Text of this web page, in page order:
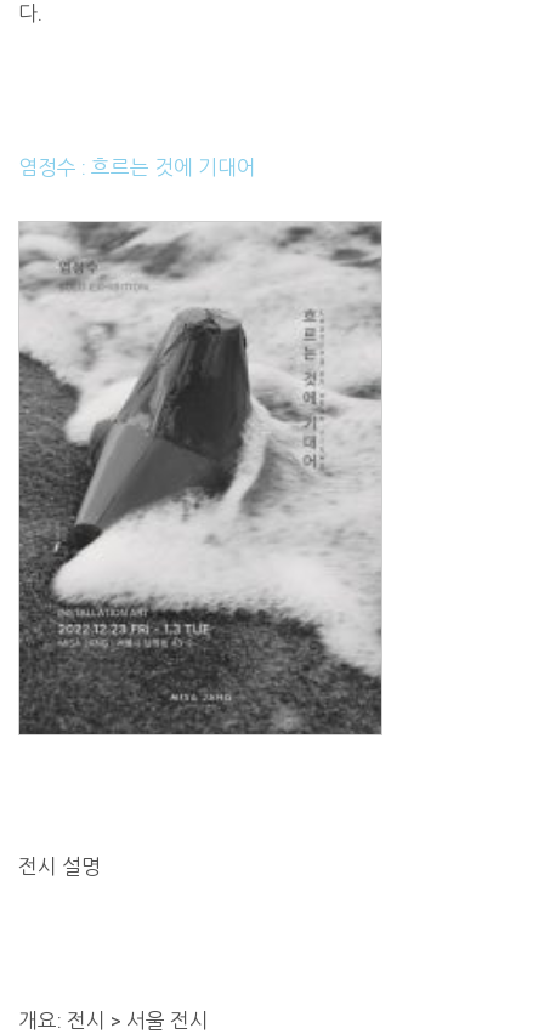
다.
염정수 : 흐르는 것에 기대어
전시 설명
개요: 전시 > 서울 전시